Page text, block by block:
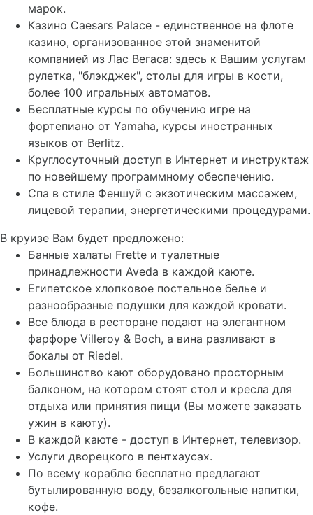
марок.
Казино Caesars Palace - единственное на флоте
казино, организованное этой знаменитой
компанией из Лас Вегаса: здесь к Вашим услугам
рулетка, "блэкджек", столы для игры в кости,
более 100 игральных автоматов.
Бесплатные курсы по обучению игре на
фортепиано от Yamaha, курсы иностранных
языков от Berlitz.
Круглосуточный доступ в Интернет и инструктаж
по новейшему программному обеспечению.
Спа в стиле Феншуй с экзотическим массажем,
лицевой терапии, энергетическими процедурами.
В круизе Вам будет предложено:
Банные халаты Frette и туалетные
принадлежности Aveda в каждой каюте.
Египетское хлопковое постельное белье и
разнообразные подушки для каждой кровати.
Все блюда в ресторане подают на элегантном
фарфоре Villeroy & Boch, а вина разливают в
бокалы от Riedel.
Большинство кают оборудовано просторным
балконом, на котором стоят стол и кресла для
отдыха или принятия пищи (Вы можете заказать
ужин в каюту).
В каждой каюте - доступ в Интернет, телевизор.
Услуги дворецкого в пентхаусах.
По всему кораблю бесплатно предлагают
бутылированную воду, безалкогольные напитки,
кофе.